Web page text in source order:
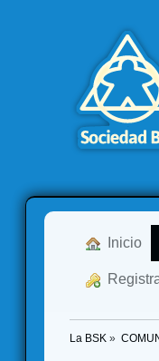
Inicio
La BSK »